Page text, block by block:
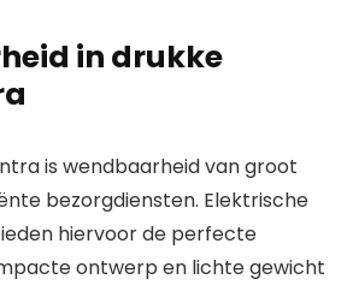
in drukke
is wendbaarheid van groot
bezorgdiensten. Elektrische
hiervoor de perfecte
ontwerp en lichte gewicht